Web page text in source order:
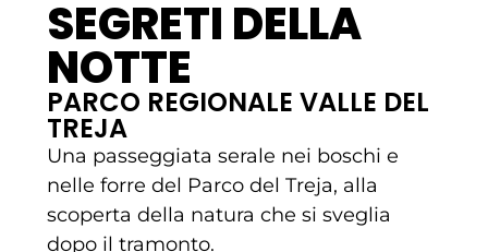
SEGRETI DELLA
NOTTE
PARCO REGIONALE VALLE DEL
TREJA
Una passeggiata serale nei boschi e
nelle forre del Parco del Treja, alla
scoperta della natura che si sveglia
dopo il tramonto.